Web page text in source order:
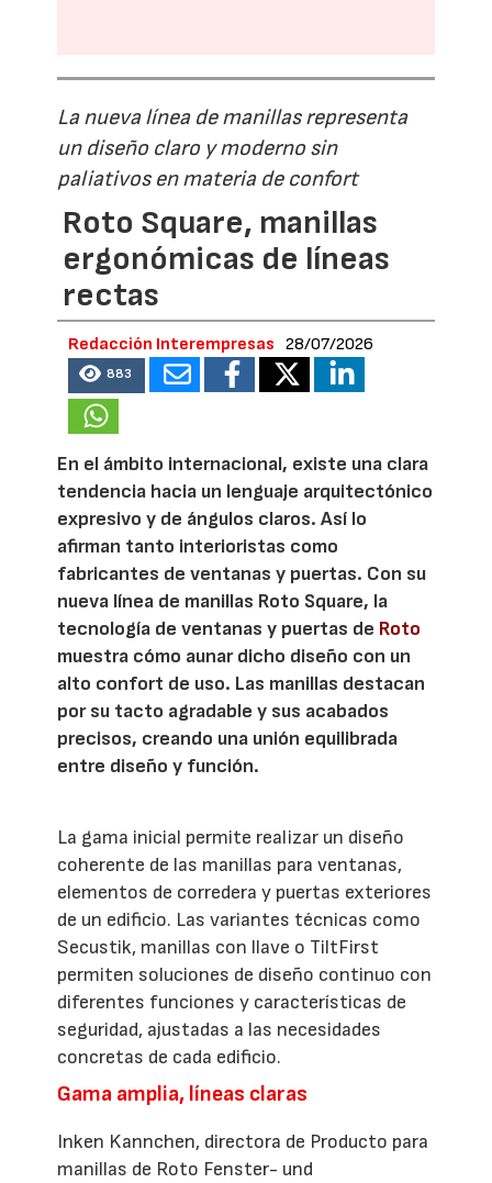
La nueva línea de manillas representa
un diseño claro y moderno sin
paliativos en materia de confort
Roto Square, manillas
ergonómicas de líneas
rectas
Redacción Interempresas 28/07/2026
883
En el ámbito internacional, existe una clara
tendencia hacia un lenguaje arquitectónico
expresivo y de ángulos claros. Así lo
afirman tanto interioristas como
fabricantes de ventanas y puertas. Con su
nueva línea de manillas Roto Square, la
tecnología de ventanas y puertas de Roto
muestra cómo aunar dicho diseño con un
alto confort de uso. Las manillas destacan
por su tacto agradable y sus acabados
precisos, creando una unión equilibrada
entre diseño y función.
La gama inicial permite realizar un diseño
coherente de las manillas para ventanas,
elementos de corredera y puertas exteriores
de un edificio. Las variantes técnicas como
Secustik, manillas con llave o TiltFirst
permiten soluciones de diseño continuo con
diferentes funciones y características de
seguridad, ajustadas a las necesidades
concretas de cada edificio.
Gama amplia, líneas claras
Inken Kannchen, directora de Producto para
manillas de Roto Fenster- und